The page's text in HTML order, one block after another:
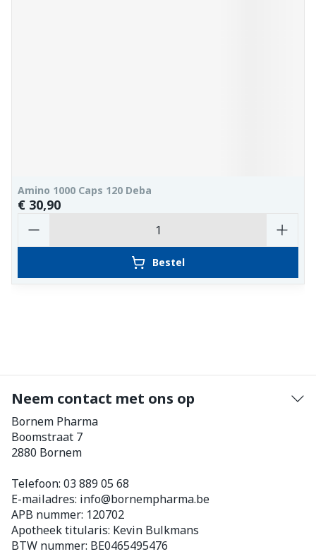
Amino 1000 Caps 120 Deba
€ 30,90
Bestel
Neem contact met ons op
Bornem Pharma
Boomstraat 7
2880 Bornem
Telefoon: 03 889 05 68
E-mailadres: info@bornempharma.be
APB nummer: 120702
Apotheek titularis: Kevin Bulkmans
BTW nummer: BE0465495476